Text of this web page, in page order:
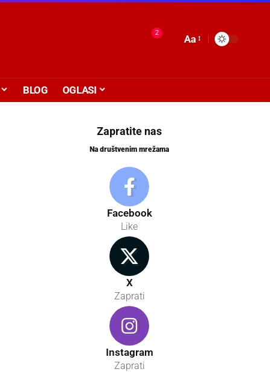
2
Aa
BLOG OGLASI
Zapratite nas
Na društvenim mrežama
Facebook
Like
X
Zaprati
Instagram
Zaprati